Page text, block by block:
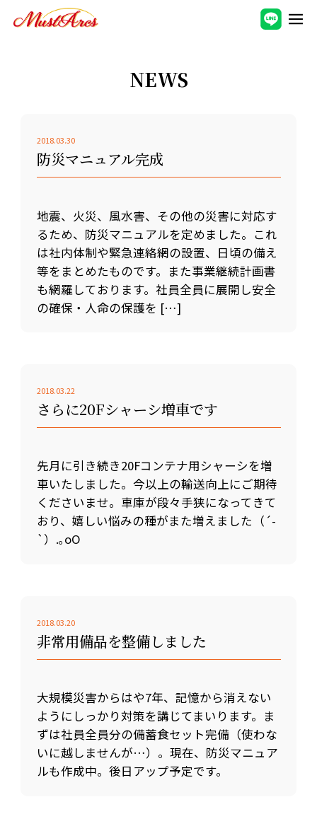
NEWS
2018.03.30
防災マニュアル完成
地震、火災、風水害、その他の災害に対応す
るため、防災マニュアルを定めました。これ
は社内体制や緊急連絡網の設置、日頃の備え
等をまとめたものです。また事業継続計画書
も網羅しております。社員全員に展開し安全
の確保・人命の保護を […]
2018.03.22
さらに20Fシャーシ増車です
先月に引き続き20Fコンテナ用シャーシを増
車いたしました。今以上の輸送向上にご期待
くださいませ。車庫が段々手狭になってきて
おり、嬉しい悩みの種がまた増えました（´-
`）.｡oO
2018.03.20
非常用備品を整備しました
大規模災害からはや7年、記憶から消えない
ようにしっかり対策を講じてまいります。ま
ずは社員全員分の備蓄食セット完備（使わな
いに越しませんが…）。現在、防災マニュア
ルも作成中。後日アップ予定です。